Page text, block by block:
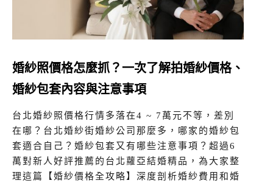
婚紗照價格怎麼抓？一次了解拍婚紗價格、
婚紗包套內容與注意事項
台北婚紗照價格行情多落在4 ~ 7萬元不等，差別
在哪？台北婚紗街婚紗公司那麼多，哪家的婚紗包
套適合自己？婚紗包套又有哪些注意事項？超過6
萬對新人好評推薦的台北蘿亞結婚精品，為大家整
理這篇【婚紗價格全攻略】深度剖析婚紗費用和婚